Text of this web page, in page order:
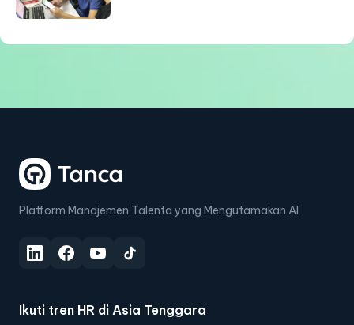
Platform Manajemen Talenta yang Mengutamakan AI
Ikuti tren HR di Asia Tenggara